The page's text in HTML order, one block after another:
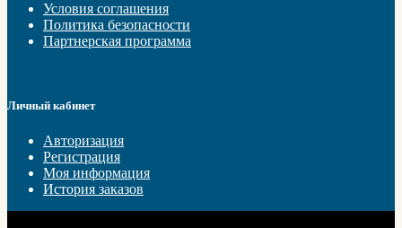
Условия соглашения
Политика безопасности
Партнерская программа
Личный кабинет
Авторизация
Регистрация
Моя информация
История заказов